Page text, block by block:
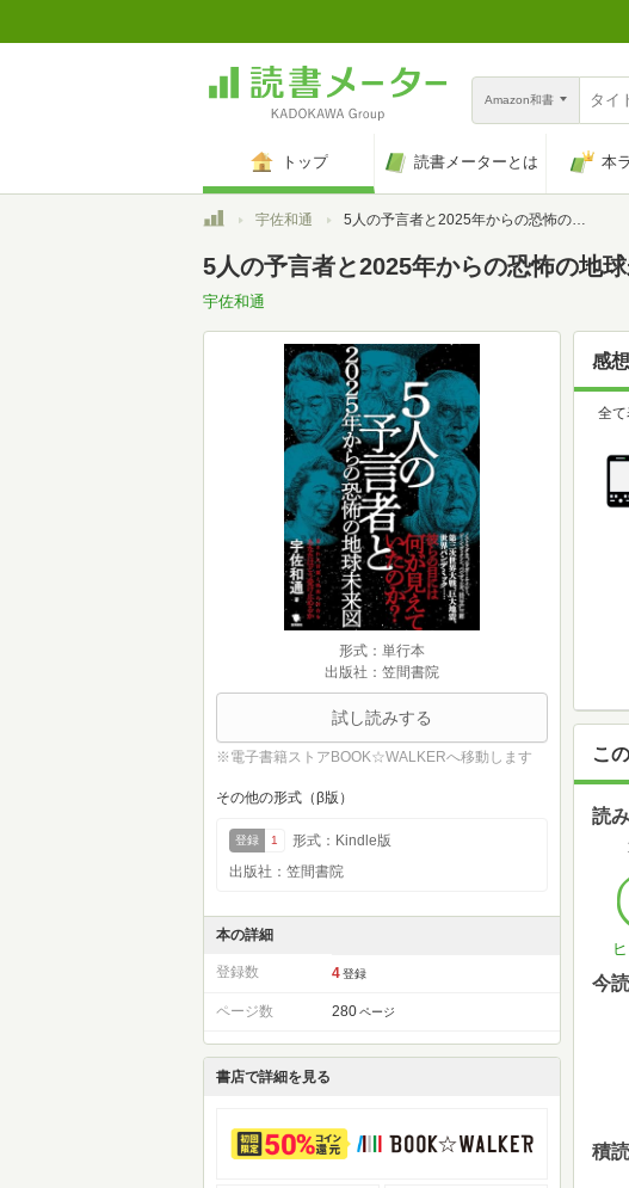
Amazon和書
トップ 読書メーターとは 本
トップ宇佐和通 5人の予言者と2025年からの恐怖の地球未来図
5人の予言者と2025年からの恐怖の地
宇佐和通
形式：単行本
出版社：笠間書院
試し読みする
※電子書籍ストアBOOK☆WALKERへ移動します
その他の形式（β版）
登録 1
形式：Kindle版
出版社：笠間書院
本の詳細
登録数 4 登録
ページ数 280 ページ
書店で詳細を見る
感
全
こ
読
今
積